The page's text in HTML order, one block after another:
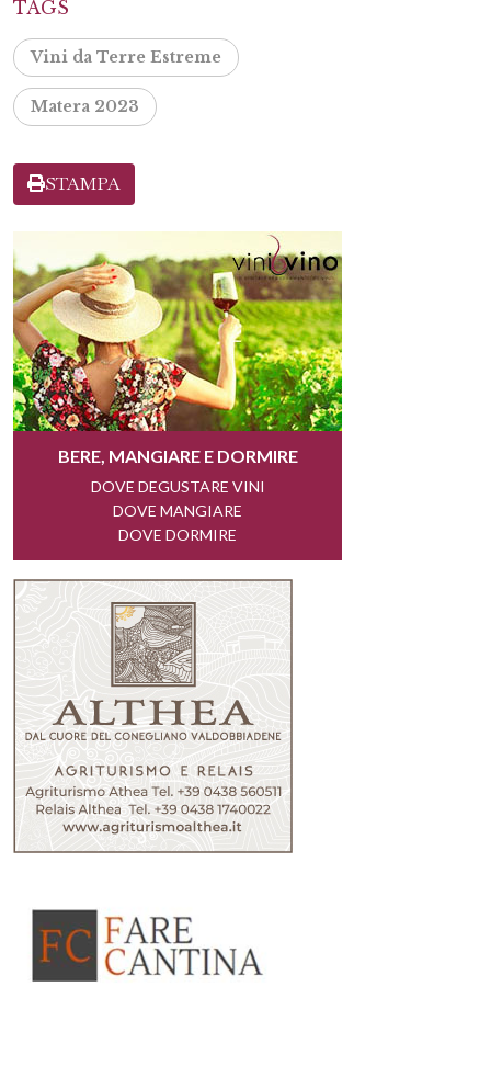
TAGS
Vini da Terre Estreme
Matera 2023
STAMPA